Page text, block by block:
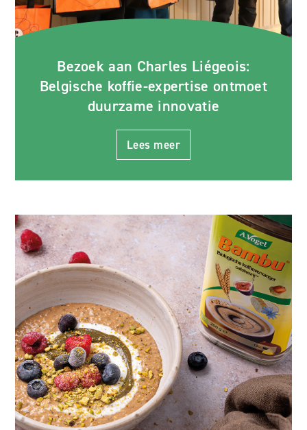
Bezoek aan Charles Liégeois:
Belgische koffie-expertise ontmoet
duurzame innovatie
Lees meer